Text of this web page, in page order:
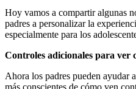
Hoy vamos a compartir algunas
padres a personalizar la
especialmente para los
Controles adicionales para ver
Ahora los padres pueden ayudar